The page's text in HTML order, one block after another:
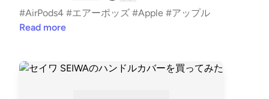
#AirPods4 #エアーポッズ #Apple #アップル
Read more